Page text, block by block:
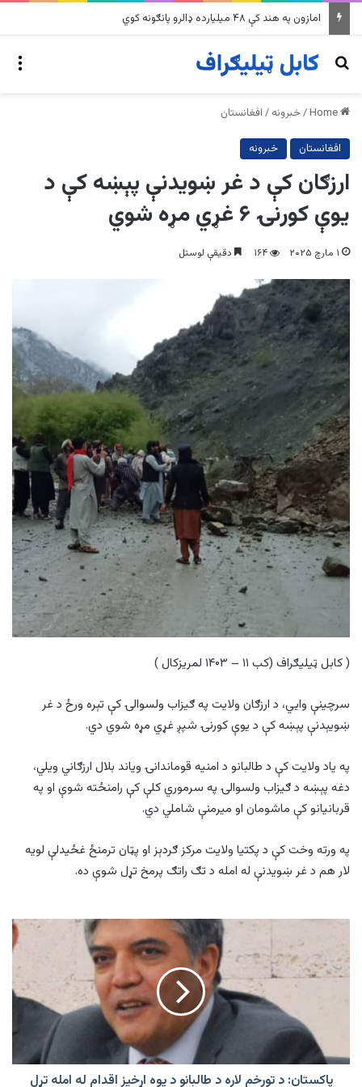
په وینزویلا کې زورورو زلزلو پراخ زیانونه اړولي
Search for
/خبرونه / افغانستان
افغانستان خبرونه
ارزګان کې د غر ښویدنې پېښه کې د
یوې کورنۍ ۶ غړي مړه شوي
۱ مارچ ۲۰۲۵ ۱۶۴ دقیقې لوستل
( کابل ټيليګراف (کب ۱۱ – ۱۴۰۳ لمريزکال )
سرچینې وایي، د ارزګان ولایت په ګیزاب ولسوالۍ کې تېره ورځ د غر
ښویېدنې پېښه کې د یوې کورنۍ شپږ غړي مړه شوي دي.
په یاد ولایت کې د طالبانو د امنیه قوماندانۍ ویاند بلال ارزګاني ویلي،
دغه پېښه د ګیزاب ولسوالۍ په سرموري کلې کې رامنځته شوې او په
قربانیانو کې ماشومان او میرمنې شاملي دي.
په ورته وخت کې د پکتیا ولایت مرکز ګردېز او پټان ترمنځ غځیدلې لویه
لار هم د غر ښویدنې له امله د تګ راتګ پرمخ تړل شوې ده.
تورخم
لاره
اړخیز
اقدامپاکستان: د تورخم لاره د طالبانو د یوه اړخیز اقدام له امله تړل